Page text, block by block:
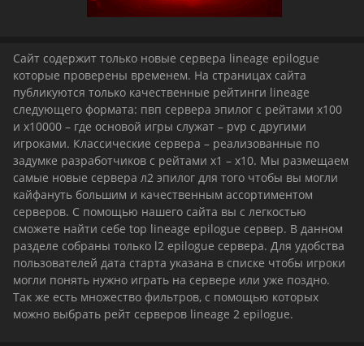
Сайт содержит только новые сервера lineage epilogue
которые проверены временем. На страницах сайта
публикуются только качественные рейтинги lineage
следующего формата: пвп сервера эпилог с рейтами х100
и х10000 – где основой игры служат – pvp с другими
игроками. Классические сервера – реализованные по
задумке разработчиков с рейтами х1 – х10. Мы размещаем
самые новые сервера л2 эпилог для того чтобы вы могли
кайфануть большим и качественным ассортиментом
серверов. С помощью нашего сайта вы с легкостью
сможете найти себе top lineage epilogue сервер. В данном
разделе собраны только l2 epilogue сервера. Для удобства
пользователей дата старта указана в списке чтобы игроки
могли понять нужно играть на сервере или уже поздно.
Так же есть множество фильтров, с помощью которых
можно выбрать рейт серверов lineage 2 epilogue.